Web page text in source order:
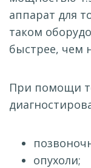
аппарат для
таком
быстрее, чем
При помощи
опухоли;